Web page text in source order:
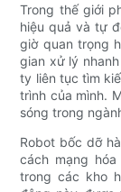
Trong thế giới
hiệu quả và tự
giờ quan trọng
gian xử lý
ty liên tục tìm
trình của mình.
sóng trong
Robot bốc dỡ
cách mạng
trong các kho